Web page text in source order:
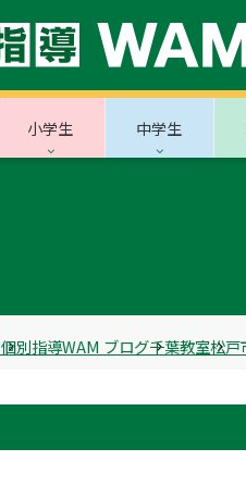
小学生 中学生
個別指導WAM ブログ千葉教室松戸